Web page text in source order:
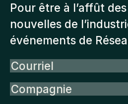
Pour être à l’affût
nouvelles de
événements de
Courriel
Compagnie